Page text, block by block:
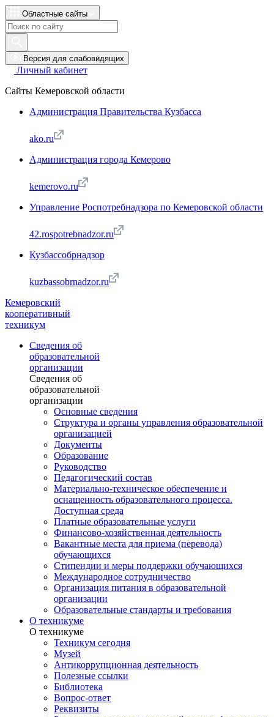
Областные сайты
Версия для слабовидящих
Личный кабинет
Сайты Кемеровской области
Администрация Правительства Кузбасса
ako.ru
Администрация города Кемерово
kemerovo.ru
Управление Роспотребнадзора по Кемеровской области
42.rospotrebnadzor.ru
Кузбассобрнадзор
kuzbassobrnadzor.ru
Кемеровский
кооперативный
техникум
Сведения об
образовательной
организации
Сведения об
образовательной
организации
Основные сведения
Структура и органы управления образовательной
организацией
Документы
Образование
Руководство
Педагогический состав
Материально-техническое обеспечение и
оснащенность образовательного процесса.
Доступная среда
Платные образовательные услуги
Финансово-хозяйственная деятельность
Вакантные места для приема (перевода)
обучающихся
Стипендии и меры поддержки обучающихся
Международное сотрудничество
Организация питания в образовательной
организации
Образовательные стандарты и требования
О техникуме
О техникуме
Техникум сегодня
Музей
Антикоррупционная деятельность
Полезные ссылки
Библиотека
Вопрос-ответ
Реквизиты